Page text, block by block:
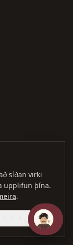
síðan virki
upplifun þína.
.